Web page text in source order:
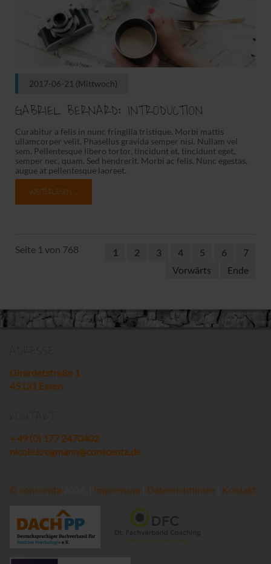
2017-06-21 (Mittwoch)
GABRIEL BERNARD: INTRODUCTION
Curabitur a felis in nunc fringilla tristique. Morbi mattis
ullamcorper velit. Phasellus gravida semper nisi. Nullam vel
sem. Pellentesque libero tortor, tincidunt et, tincidunt eget,
semper nec, quam. Sed hendrerit. Morbi ac felis. Nunc egestas,
augue at pellentesque laoreet.
WEITERLESEN …
Seite 1 von 768 1 2 3 4 5 6
7
Vorwärts
Ende
Girardetstraße 1
45131 Essen
+ 49 (0) 177 2470402
nicole.krogmann@conscenta.de
© conscenta Impressum Datenrichtlinien Kontakt